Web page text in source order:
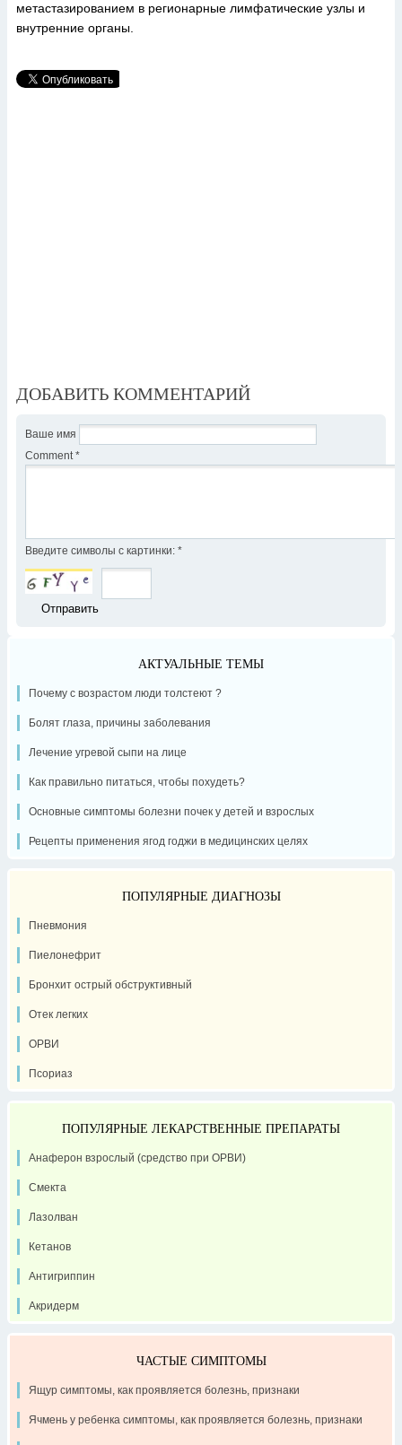
метастазированием в регионарные лимфатические узлы и
внутренние органы.
ДОБАВИТЬ КОММЕНТАРИЙ
Ваше имя
Comment *
Введите символы с картинки: *
АКТУАЛЬНЫЕ ТЕМЫ
Почему с возрастом люди толстеют ?
Болят глаза, причины заболевания
Лечение угревой сыпи на лице
Как правильно питаться, чтобы похудеть?
Основные симптомы болезни почек у детей и взрослых
Рецепты применения ягод годжи в медицинских целях
ПОПУЛЯРНЫЕ ДИАГНОЗЫ
Пневмония
Пиелонефрит
Бронхит острый обструктивный
Отек легких
ОРВИ
Псориаз
ПОПУЛЯРНЫЕ ЛЕКАРСТВЕННЫЕ ПРЕПАРАТЫ
Анаферон взрослый (средство при ОРВИ)
Смекта
Лазолван
Кетанов
Антигриппин
Акридерм
ЧАСТЫЕ СИМПТОМЫ
Ящур симптомы, как проявляется болезнь, признаки
Ячмень у ребенка симптомы, как проявляется болезнь, признаки